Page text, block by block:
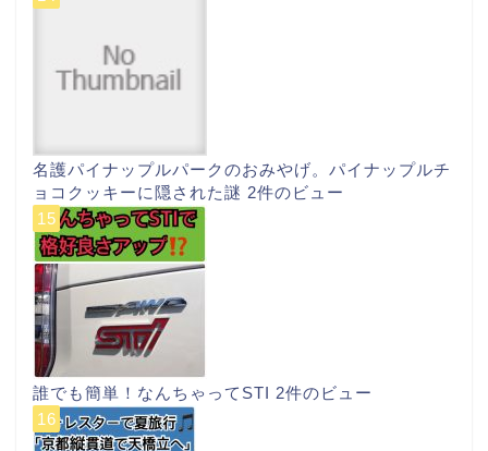
名護パイナップルパークのおみやげ。パイナップルチ
ョコクッキーに隠された謎 2件のビュー
誰でも簡単！なんちゃってSTI 2件のビュー